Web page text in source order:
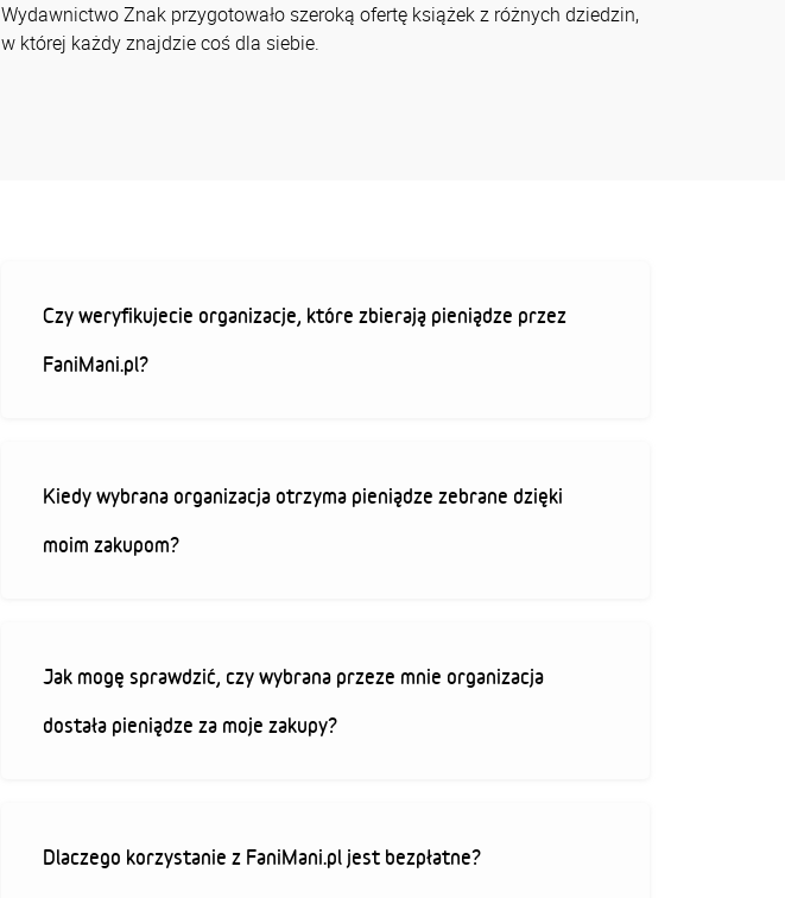
Wydawnictwo Znak przygotowało szeroką ofertę książek z różnych dziedzin,
w której każdy znajdzie coś dla siebie.
Czy weryfikujecie organizacje, które zbierają pieniądze przez
FaniMani.pl?
Kiedy wybrana organizacja otrzyma pieniądze zebrane dzięki
moim zakupom?
Jak mogę sprawdzić, czy wybrana przeze mnie organizacja
dostała pieniądze za moje zakupy?
Dlaczego korzystanie z FaniMani.pl jest bezpłatne?